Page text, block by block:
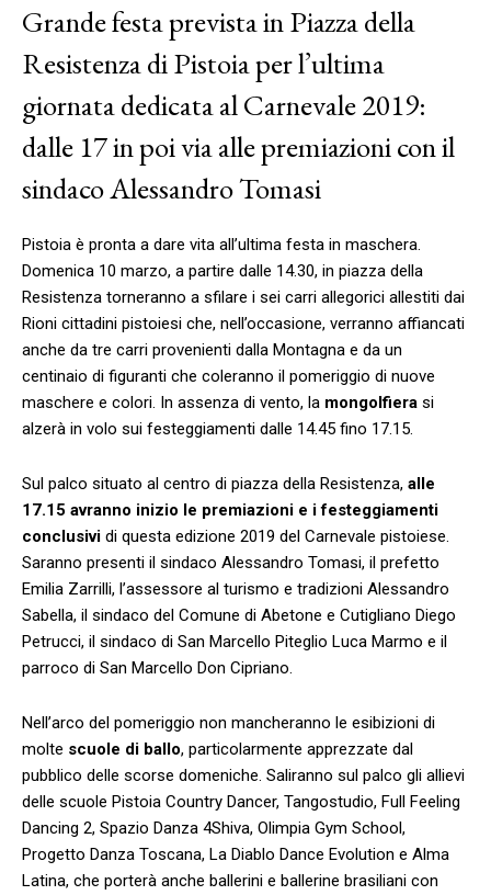
Grande festa prevista in Piazza della
Resistenza di Pistoia per l’ultima
giornata dedicata al Carnevale 2019:
dalle 17 in poi via alle premiazioni con il
sindaco Alessandro Tomasi
Pistoia è pronta a dare vita all’ultima festa in maschera.
Domenica 10 marzo, a partire dalle 14.30, in piazza della
Resistenza torneranno a sfilare i sei carri allegorici allestiti dai
Rioni cittadini pistoiesi che, nell’occasione, verranno affiancati
anche da tre carri provenienti dalla Montagna e da un
centinaio di figuranti che coleranno il pomeriggio di nuove
maschere e colori. In assenza di vento, la mongolfiera si
alzerà in volo sui festeggiamenti dalle 14.45 fino 17.15.
Sul palco situato al centro di piazza della Resistenza, alle
17.15 avranno inizio le premiazioni e i festeggiamenti
conclusivi di questa edizione 2019 del Carnevale pistoiese.
Saranno presenti il sindaco Alessandro Tomasi, il prefetto
Emilia Zarrilli, l’assessore al turismo e tradizioni Alessandro
Sabella, il sindaco del Comune di Abetone e Cutigliano Diego
Petrucci, il sindaco di San Marcello Piteglio Luca Marmo e il
parroco di San Marcello Don Cipriano.
Nell’arco del pomeriggio non mancheranno le esibizioni di
molte scuole di ballo, particolarmente apprezzate dal
pubblico delle scorse domeniche. Saliranno sul palco gli allievi
delle scuole Pistoia Country Dancer, Tangostudio, Full Feeling
Dancing 2, Spazio Danza 4Shiva, Olimpia Gym School,
Progetto Danza Toscana, La Diablo Dance Evolution e Alma
Latina, che porterà anche ballerini e ballerine brasiliani con